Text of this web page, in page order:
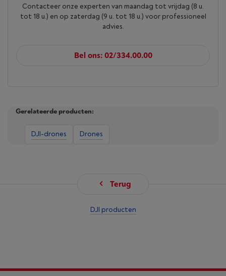
Contacteer onze experten van maandag tot vrijdag (8 u.
tot 18 u.) en op zaterdag (9 u. tot 18 u.) voor professioneel
advies.
Bel ons: 02/334.00.00
Gerelateerde producten:
DJI-drones Drones
Terug
DJI producten